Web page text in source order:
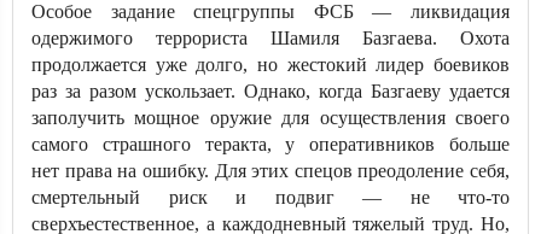
Особое задание спецгруппы ФСБ — ликвидация
одержимого террориста Шамиля Базгаева. Охота
продолжается уже долго, но жестокий лидер боевиков
раз за разом ускользает. Однако, когда Базгаеву удается
заполучить мощное оружие для осуществления своего
самого страшного теракта, у оперативников больше
нет права на ошибку. Для этих спецов преодоление себя,
смертельный риск и подвиг — не что-то
сверхъестественное, а каждодневный тяжелый труд. Но,